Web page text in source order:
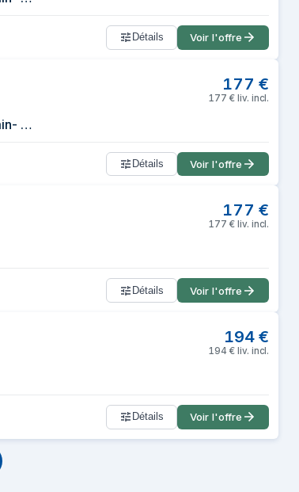
Détails Voir l'offre
177 €
177 € liv. incl.
Nettoyeur vapeur Karcher SC 3 Deluxe Easyfix - Pression 3.5 bar- Débit vapeur 40 g/min- Temps de chauffe rapide- Kit sols Easyfix
Détails Voir l'offre
177 €
177 € liv. incl.
Détails Voir l'offre
194 €
194 € liv. incl.
Détails Voir l'offre